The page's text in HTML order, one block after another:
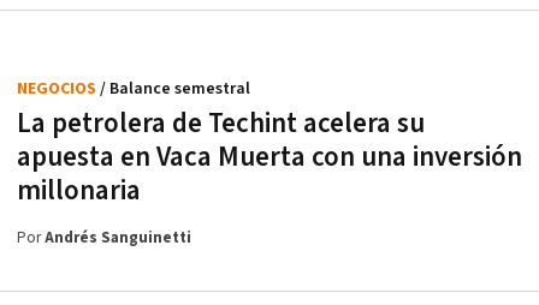
La petrolera de Techint acelera su
apuesta en Vaca Muerta con una inversión
millonaria
NEGOCIOS / Balance semestral
PorAndrés Sanguinetti